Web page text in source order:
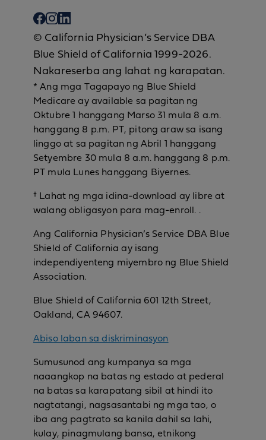
© California Physician’s Service DBA
Blue Shield of California 1999-2026.
Nakareserba ang lahat ng karapatan.
* Ang mga Tagapayo ng Blue Shield
Medicare ay available sa pagitan ng
Oktubre 1 hanggang Marso 31 mula 8 a.m.
hanggang 8 p.m. PT, pitong araw sa isang
linggo at sa pagitan ng Abril 1 hanggang
Setyembre 30 mula 8 a.m. hanggang 8 p.m.
PT mula Lunes hanggang Biyernes.
† Lahat ng mga idina-download ay libre at
walang obligasyon para mag-enroll. .
Ang California Physician’s Service DBA Blue
Shield of California ay isang
independiyenteng miyembro ng Blue Shield
Association.
Blue Shield of California 601 12th Street,
Oakland, CA 94607.
Abiso laban sa diskriminasyon
Sumusunod ang kumpanya sa mga
naaangkop na batas ng estado at pederal
na batas sa karapatang sibil at hindi ito
nagtatangi, nagsasantabi ng mga tao, o
iba ang pagtrato sa kanila dahil sa lahi,
kulay, pinagmulang bansa, etnikong